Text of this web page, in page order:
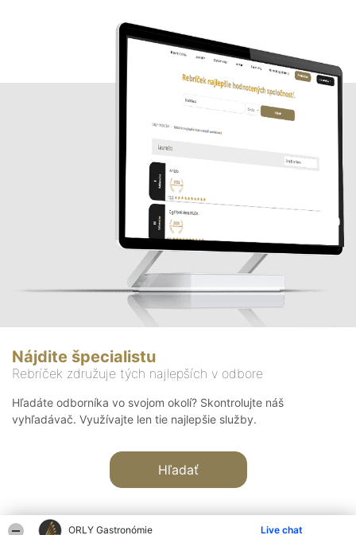
ORLY Gastronómie Live chat
Nájdite špecialistu
Rebríček združuje tých najlepších v odbore
Hľadáte odborníka vo svojom okolí? Skontrolujte náš
vyhľadávač. Využívajte len tie najlepšie služby.
Hľadať